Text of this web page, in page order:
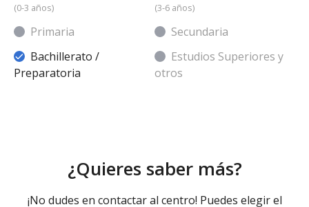
(0-3 años) (3-6 años)
Primaria
Secundaria
Bachillerato /
Preparatoria
Estudios Superiores y
otros
¿Quieres saber más?
¡No dudes en contactar al centro! Puedes elegir el